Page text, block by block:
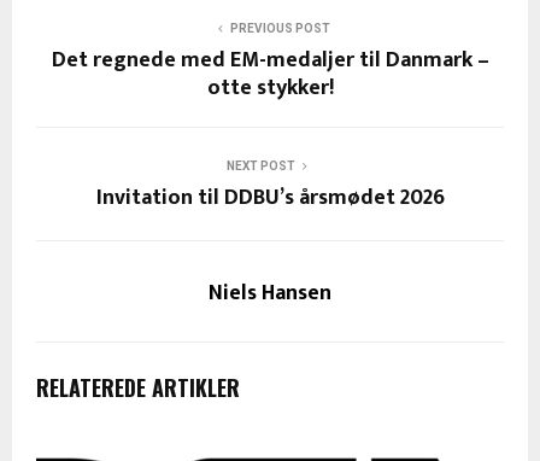
PREVIOUS POST
Det regnede med EM-medaljer til Danmark –
otte stykker!
NEXT POST
Invitation til DDBU’s årsmødet 2026
Niels Hansen
RELATEREDE ARTIKLER